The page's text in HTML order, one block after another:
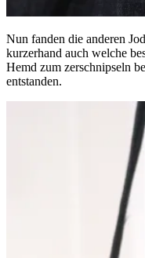
Nun fanden die anderen
kurzerhand auch welche
Hemd zum zerschnipseln
entstanden.